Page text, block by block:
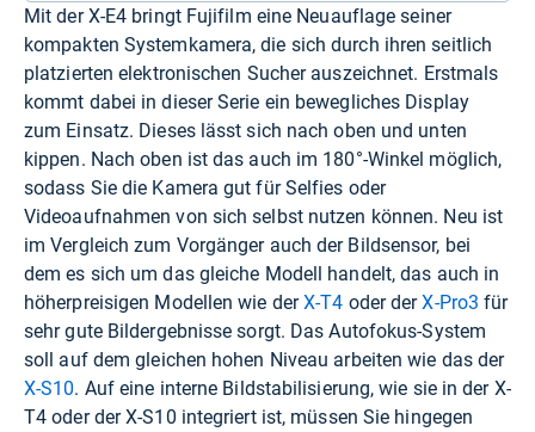
Mit der X-E4 bringt Fujifilm eine Neuauflage seiner
kompakten Systemkamera, die sich durch ihren seitlich
platzierten elektronischen Sucher auszeichnet. Erstmals
kommt dabei in dieser Serie ein bewegliches Display
zum Einsatz. Dieses lässt sich nach oben und unten
kippen. Nach oben ist das auch im 180°-Winkel möglich,
sodass Sie die Kamera gut für Selfies oder
Videoaufnahmen von sich selbst nutzen können. Neu ist
im Vergleich zum Vorgänger auch der Bildsensor, bei
dem es sich um das gleiche Modell handelt, das auch in
höherpreisigen Modellen wie derX-T4 oder derX-Pro3 für
sehr gute Bildergebnisse sorgt. Das Autofokus-System
soll auf dem gleichen hohen Niveau arbeiten wie das der
X-S10. Auf eine interne Bildstabilisierung, wie sie in der X-
T4 oder der X-S10 integriert ist, müssen Sie hingegen